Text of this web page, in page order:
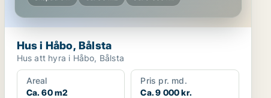
Hus i Håbo, Bålsta
Hus att hyra i Håbo, Bålsta
Areal
Ca. 60 m2
Pris pr. md.
Ca. 9 000 kr.